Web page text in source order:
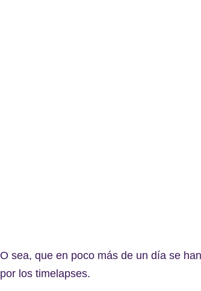
O sea, que en poco más de un día se
por los timelapses.